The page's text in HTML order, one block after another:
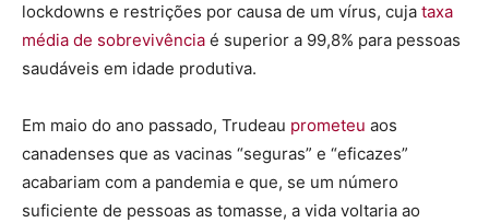
lockdowns e restrições por causa de um vírus, cuja taxa
média de sobrevivência é superior a 99,8% para pessoas
saudáveis ​​em idade produtiva.
Em maio do ano passado, Trudeau prometeu aos
canadenses que as vacinas “seguras” e “eficazes”
acabariam com a pandemia e que, se um número
suficiente de pessoas as tomasse, a vida voltaria ao